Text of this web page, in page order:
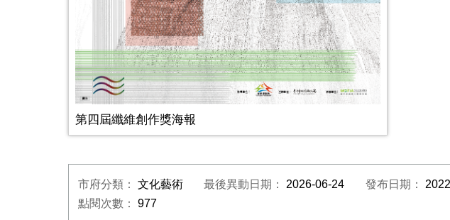
第四屆纖維創作獎海報
市府分類： 文化藝術 最後異動日期： 2026-06-24 發布日期：
點閱次數： 977